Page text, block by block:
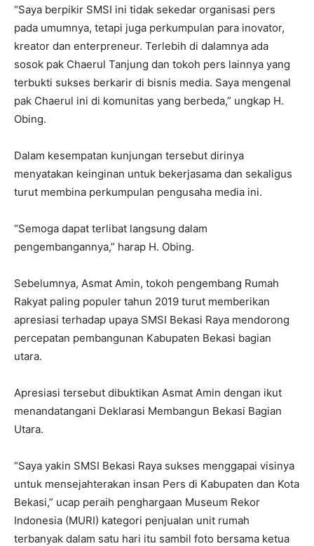
“Saya berpikir SMSI ini tidak sekedar organisasi pers
pada umumnya, tetapi juga perkumpulan para inovator,
kreator dan enterpreneur. Terlebih di dalamnya ada
sosok pak Chaerul Tanjung dan tokoh pers lainnya yang
terbukti sukses berkarir di bisnis media. Saya mengenal
pak Chaerul ini di komunitas yang berbeda,” ungkap H.
Obing.
Dalam kesempatan kunjungan tersebut dirinya
menyatakan keinginan untuk bekerjasama dan sekaligus
turut membina perkumpulan pengusaha media ini.
“Semoga dapat terlibat langsung dalam
pengembangannya,” harap H. Obing.
Sebelumnya, Asmat Amin, tokoh pengembang Rumah
Rakyat paling populer tahun 2019 turut memberikan
apresiasi terhadap upaya SMSI Bekasi Raya mendorong
percepatan pembangunan Kabupaten Bekasi bagian
utara.
Apresiasi tersebut dibuktikan Asmat Amin dengan ikut
menandatangani Deklarasi Membangun Bekasi Bagian
Utara.
“Saya yakin SMSI Bekasi Raya sukses menggapai visinya
untuk mensejahterakan insan Pers di Kabupaten dan Kota
Bekasi,” ucap peraih penghargaan Museum Rekor
Indonesia (MURI) kategori penjualan unit rumah
terbanyak dalam satu hari itu sambil foto bersama ketua